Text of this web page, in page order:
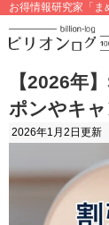
お得情報研究家「ま
【2026年
ポンやキャ
2026年1月2日 更新